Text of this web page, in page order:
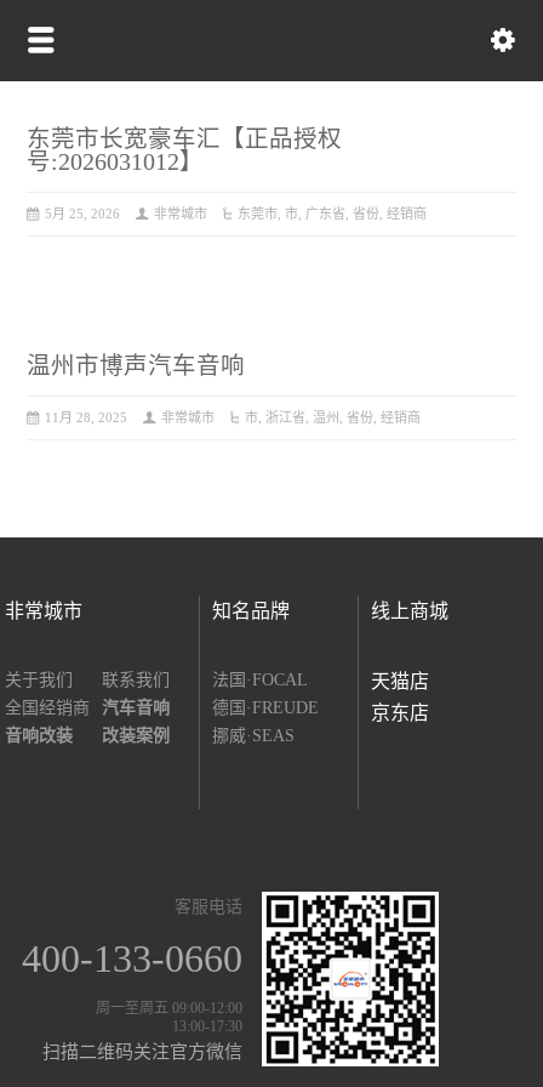
东莞市长宽豪车汇【正品授权
号:2026031012】
5月 25, 2026 非常城市 东莞市 ,市 广东省 省份 ,经销商
温州市博声汽车音响
11月 28, 2025 非常城市 市 浙江省 温州 省份 ,经销商
非常城市
关于我们
联系我们
全国经销商
汽车音响
音响改装
改装案例
知名品牌
法国·FOCAL
德国·FREUDE
挪威·SEAS
线上商城
天猫店
京东店
客服电话
400-133-0660
周一至周五 09:00-12:00
13:00-17:30
扫描二维码关注官方微信